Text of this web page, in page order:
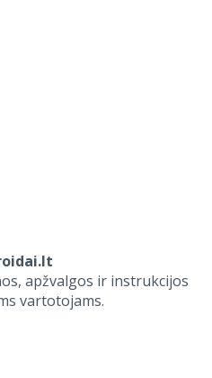
apžvalgos ir instrukcijos
vartotojams.